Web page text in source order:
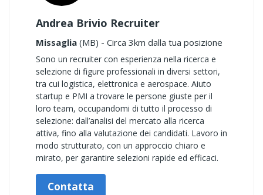
Andrea Brivio Recruiter
Missaglia (MB) - Circa 3km dalla tua posizione
Sono un recruiter con esperienza nella ricerca e
selezione di figure professionali in diversi settori,
tra cui logistica, elettronica e aerospace. Aiuto
startup e PMI a trovare le persone giuste per il
loro team, occupandomi di tutto il processo di
selezione: dall’analisi del mercato alla ricerca
attiva, fino alla valutazione dei candidati. Lavoro in
modo strutturato, con un approccio chiaro e
mirato, per garantire selezioni rapide ed efficaci.
Contatta